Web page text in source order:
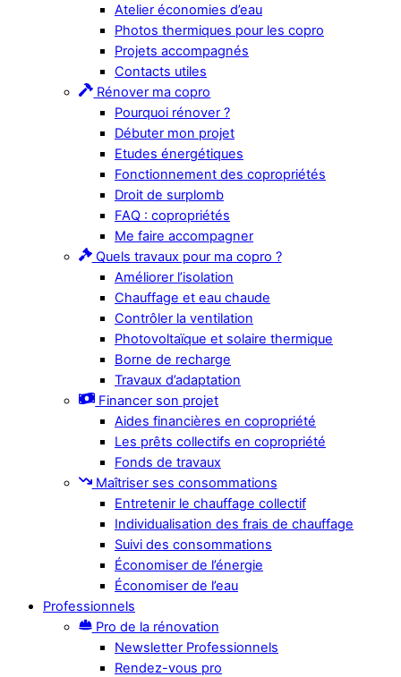
Atelier économies d’eau
Photos thermiques pour les copro
Projets accompagnés
Contacts utiles
Rénover ma copro
Pourquoi rénover ?
Débuter mon projet
Etudes énergétiques
Fonctionnement des copropriétés
Droit de surplomb
FAQ : copropriétés
Me faire accompagner
Quels travaux pour ma copro ?
Améliorer l’isolation
Chauffage et eau chaude
Contrôler la ventilation
Photovoltaïque et solaire thermique
Borne de recharge
Travaux d’adaptation
Financer son projet
Aides financières en copropriété
Les prêts collectifs en copropriété
Fonds de travaux
Maîtriser ses consommations
Entretenir le chauffage collectif
Individualisation des frais de chauffage
Suivi des consommations
Économiser de l’énergie
Économiser de l’eau
Professionnels
Pro de la rénovation
Newsletter Professionnels
Rendez-vous pro